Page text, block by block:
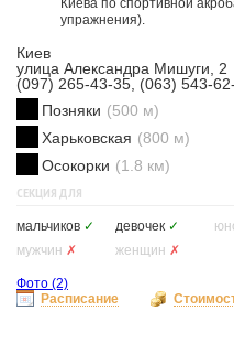
Киева по спортивной
упражнения).
Киев
улица Александра Мишуги, 2
(097) 265-43-35, (063) 543-
Позняки (500 м)
Харьковская (800 м)
Осокорки (1.8 км)
СЕКЦИЯ ДЛЯ
мальчиков ✓ девочек ✓
мужчин ✗ женщин ✗
Фото (2)
Расписание